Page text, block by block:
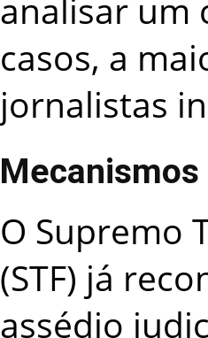
analisar um
casos, a
jornalistas
O Supremo
(STF) já
assédio